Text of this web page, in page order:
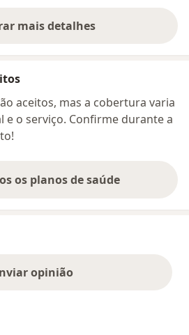
mais detalhes
sobre o endereço
aceitos, mas a cobertura varia
e o serviço. Confirme durante a
os planos de saúde
opinião